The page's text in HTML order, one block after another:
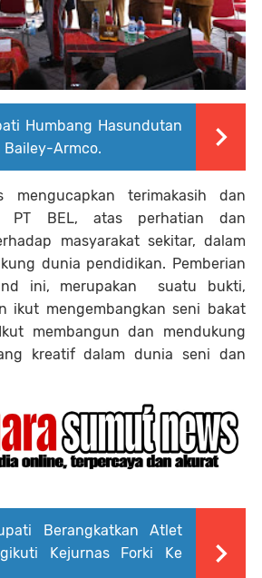
Humbang Hasundutan
Armco.
mengucapkan terimakasih dan
PT BEL, atas perhatian dan
masyarakat sekitar, dalam
dunia pendidikan. Pemberian
ini, merupakan suatu bukti,
ikut mengembangkan seni bakat
membangun dan mendukung
kreatif dalam dunia seni dan
Berangkatkan Atlet
Kejurnas Forki Ke